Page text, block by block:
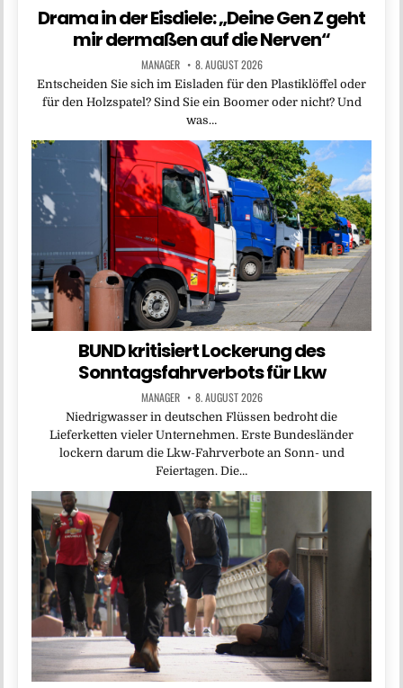
Drama in der Eisdiele: „Deine Gen Z geht
mir dermaßen auf die Nerven“
MANAGER 8. AUGUST 2026
Entscheiden Sie sich im Eisladen für den Plastiklöffel oder
für den Holzspatel? Sind Sie ein Boomer oder nicht? Und
was…
BUND kritisiert Lockerung des
Sonntagsfahrverbots für Lkw
MANAGER 8. AUGUST 2026
Niedrigwasser in deutschen Flüssen bedroht die
Lieferketten vieler Unternehmen. Erste Bundesländer
lockern darum die Lkw-Fahrverbote an Sonn- und
Feiertagen. Die…